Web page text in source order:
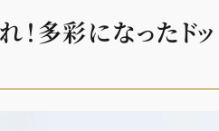
！多彩になったドッ